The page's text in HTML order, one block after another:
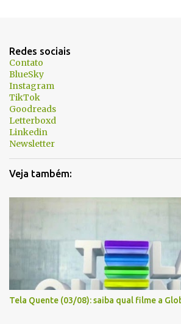
á
r
i
o
s
Redes sociais
Contato
BlueSky
Instagram
TikTok
Goodreads
Letterboxd
Linkedin
Newsletter
Veja também:
Tela Quente (03/08): saiba qual filme a